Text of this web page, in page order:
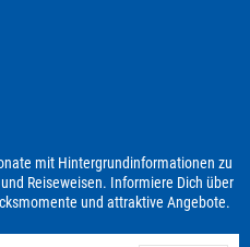
mit Hintergrundinformationen zu
Reiseweisen. Informiere Dich über
und attraktive Angebote.